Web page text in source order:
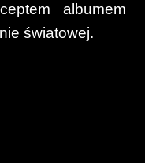
albumem
światowej.